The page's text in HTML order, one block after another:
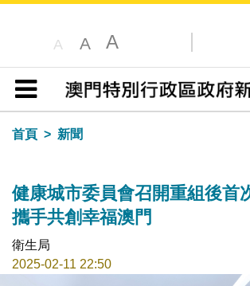
A A A
目錄
首頁
新聞
健康城市委員會召開重組後首
攜手共創幸福澳門
衛生局
2025-02-11 22:50